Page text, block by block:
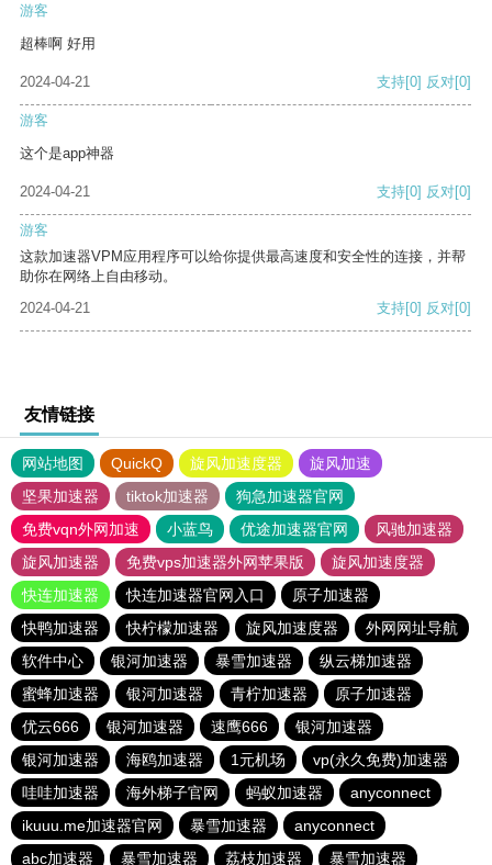
游客
超棒啊 好用
2024-04-21 支持[0] 反对[0]
游客
这个是app神器
2024-04-21 支持[0] 反对[0]
游客
这款加速器VPM应用程序可以给你提供最高速度和安全性的连接，并帮
助你在网络上自由移动。
2024-04-21
支持[0] 反对[0]
友情链接
网站地图 QuickQ 旋风加速度器
旋风加速
坚果加速器
tiktok加速器
狗急加速器官网
免费vqn外网加速
小蓝鸟 优途加速器官网
风驰加速器
旋风加速器
免费vps加速器外网苹果版
旋风加速度器
快连加速器
快连加速器官网入口
原子加速器
快鸭加速器
快柠檬加速器 旋风加速度器
外网网址导航
软件中心
银河加速器 暴雪加速器
纵云梯加速器
蜜蜂加速器
银河加速器 青柠加速器
原子加速器
优云666
银河加速器 速鹰666
银河加速器
银河加速器
海鸥加速器 1元机场
vp(永久免费)加速器
哇哇加速器
海外梯子官网 蚂蚁加速器
anyconnect
ikuuu.me加速器官网
暴雪加速器
anyconnect
abc加速器
暴雪加速器 荔枝加速器 暴雪加速器